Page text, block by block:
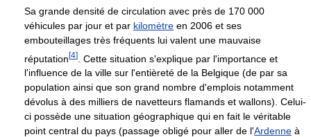
Sa grande densité de circulation avec près de 170 000
véhicules par jour et par kilomètre en 2006 et ses
embouteillages très fréquents lui valent une mauvaise
réputation[4]
. Cette situation s'explique par l'importance et
l'influence de la ville sur l'entièreté de la Belgique (de par sa
population ainsi que son grand nombre d'emplois notamment
dévolus à des milliers de navetteurs flamands et wallons). Celui-
ci possède une situation géographique qui en fait le véritable
point central du pays (passage obligé pour aller de l'Ardenne à